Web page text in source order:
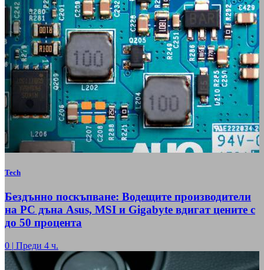
Tech
Бездънно поскъпване: Водещите производители
на РС дъна Asus, MSI и Gigabyte вдигат цените с
до 50 процента
0 | Преди 4 ч.